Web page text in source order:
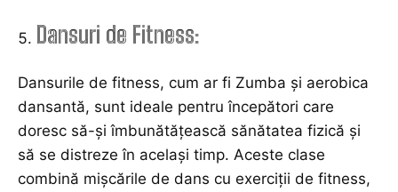
Dansuri de Fitness:
Dansurile de fitness, cum ar fi Zumba și aerobica
dansantă, sunt ideale pentru începători care
doresc să-și îmbunătățească sănătatea fizică și
să se distreze în același timp. Aceste clase
combină mișcările de dans cu exerciții de fitness,